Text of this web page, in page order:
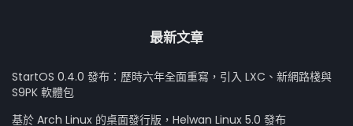
最新文章
StartOS 0.4.0 發布：歷時六年全面重寫，引入 LXC、新網路棧與
S9PK 軟體包
基於 Arch Linux 的桌面發行版，Helwan Linux 5.0 發布